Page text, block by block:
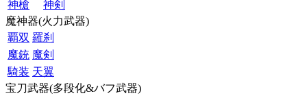
神槍
神剣
魔神器(火力武器)
覇双 羅刹
魔銃 魔剣
騎装 天翼
宝刀武器(多段化&バフ武器)